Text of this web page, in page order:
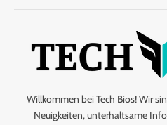
Willkommen bei Tech Bios! Wir
Neuigkeiten, unterhaltsame